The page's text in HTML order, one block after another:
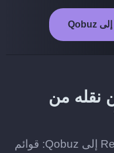
نقله من
الفئات التي يمكن نقلها من Reddit إلى Qobuz: قوائم